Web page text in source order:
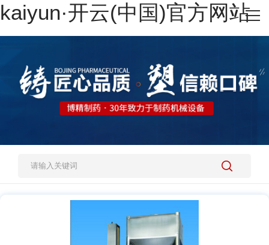
kaiyun·开云(中国)官方网站
网站kaiyun·开云(中国)官方网站
施工案例
人才招聘
kaiyun·开云(中国)官方网站-kaiyun.com